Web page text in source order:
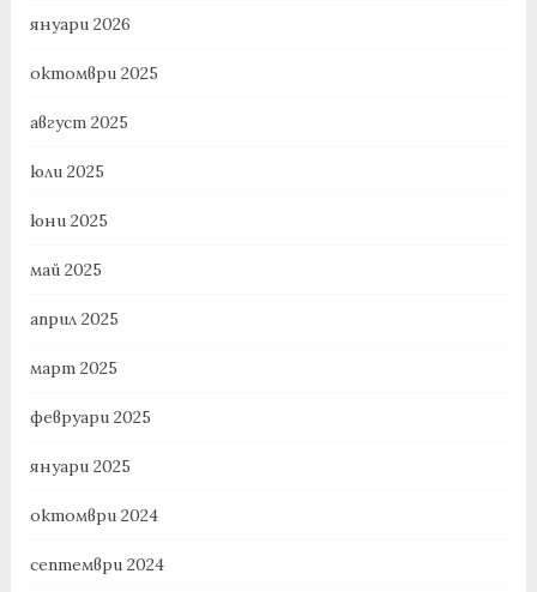
януари 2026
октомври 2025
август 2025
юли 2025
юни 2025
май 2025
април 2025
март 2025
февруари 2025
януари 2025
октомври 2024
септември 2024